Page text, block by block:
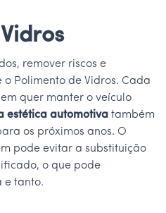
remover riscos e
Polimento de Vidros. Cada
quer manter o veículo
estética automotiva também
os próximos anos. O
pode evitar a substituição
o que pode
e tanto.